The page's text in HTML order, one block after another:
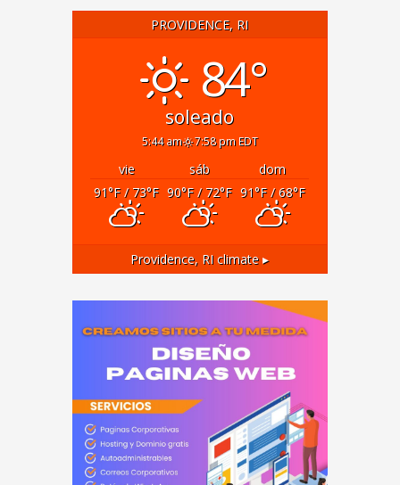
PROVIDENCE, RI
84°
soleado
5:44 am 7:58 pm EDT
vie sáb
dom
91°F/ 73°F 90°F/ 72°F 91°F/ 68°F
Providence, RI climate ▸